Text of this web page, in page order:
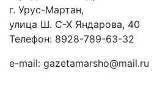
г. Урус-Мартан,
улица Ш. С-Х Яндарова, 40
Телефон: 8928-789-63-32
e-mail: gazetamarsho@mail.ru